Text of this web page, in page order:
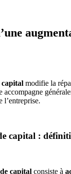
capital modifie la
accompagne
l’entreprise.
capital :
capital consiste à